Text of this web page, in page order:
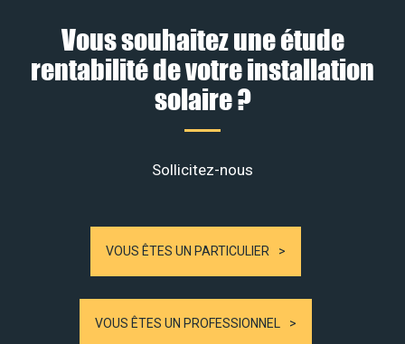
Vous souhaitez une étude
rentabilité de votre installation
solaire ?
Sollicitez-nous
VOUS ÊTES UN PARTICULIER
VOUS ÊTES UN PROFESSIONNEL